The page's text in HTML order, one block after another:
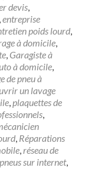
devis,
,entreprise
poids lourd,
à domicile,
, Garagiste à
à domicile,
de pneu à
un lavage
,plaquettes de
,
, Réparations
,réseau de
sur internet,